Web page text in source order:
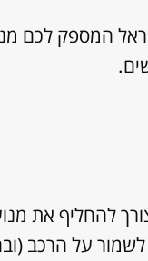
המספק לכם
להחליף את
לשמור על הרכב